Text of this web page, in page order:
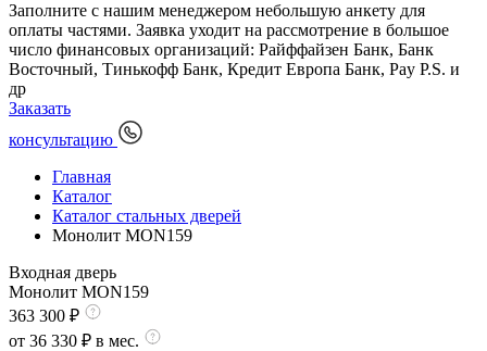
Заполните с нашим менеджером небольшую анкету для
оплаты частями. Заявка уходит на рассмотрение в большое
число финансовых организаций: Райффайзен Банк, Банк
Восточный, Тинькофф Банк, Кредит Европа Банк, Pay P.S. и
др
Заказать
консультацию
Главная
Каталог
Каталог стальных дверей
Монолит MON159
Входная дверь
Монолит MON159
363 300 ₽
от 36 330 ₽ в мес.